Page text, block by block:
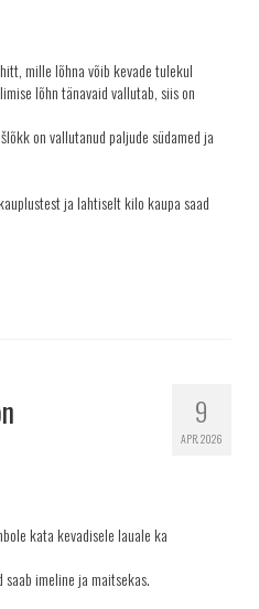
mille lõhna võib kevade tulekul
lõhn tänavaid vallutab, siis on
on vallutanud paljude südamed ja
ja lahtiselt kilo kaupa saad
9
APR. 2026
kata kevadisele lauale ka
imeline ja maitsekas.